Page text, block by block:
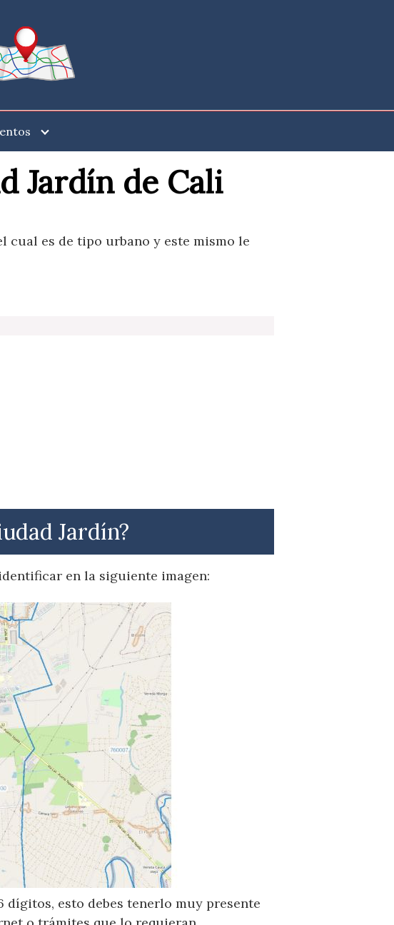
Jardín de Cali
cual es de tipo urbano y este mismo le
Jardín?
en la siguiente imagen:
dígitos, esto debes tenerlo muy presente